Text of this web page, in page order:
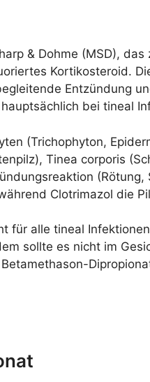
& Dohme (MSD),
Kortikosteroid.
Entzündung
bei tineal
(Trichophyton,
Tinea corporis
Clotrimazol die
alle tineal
sollte es nicht im